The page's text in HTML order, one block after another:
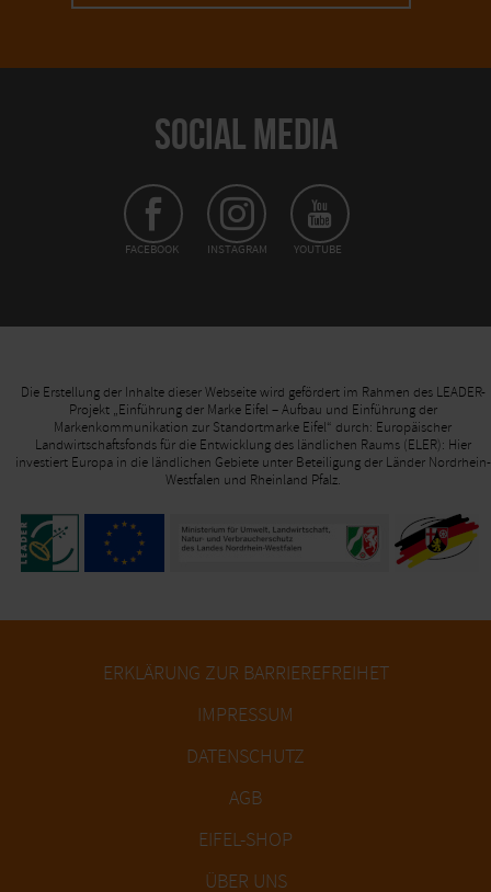
SOCIAL MEDIA
FACEBOOK INSTAGRAM YOUTUBE
Die Erstellung der Inhalte dieser Webseite wird gefördert im Rahmen des LEADER-
Projekt „Einführung der Marke Eifel – Aufbau und Einführung der
Markenkommunikation zur Standortmarke Eifel“ durch: Europäischer
Landwirtschaftsfonds für die Entwicklung des ländlichen Raums (ELER): Hier
investiert Europa in die ländlichen Gebiete unter Beteiligung der Länder Nordrhein-
Westfalen und Rheinland Pfalz.
ERKLÄRUNG ZUR BARRIEREFREIHET
IMPRESSUM
DATENSCHUTZ
AGB
EIFEL-SHOP
ÜBER UNS